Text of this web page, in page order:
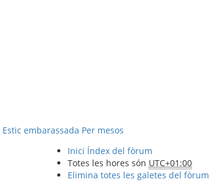
Estic embarassada Per mesos
Inici Índex del fòrum
Totes les hores són UTC+01:00
Elimina totes les galetes del fòrum